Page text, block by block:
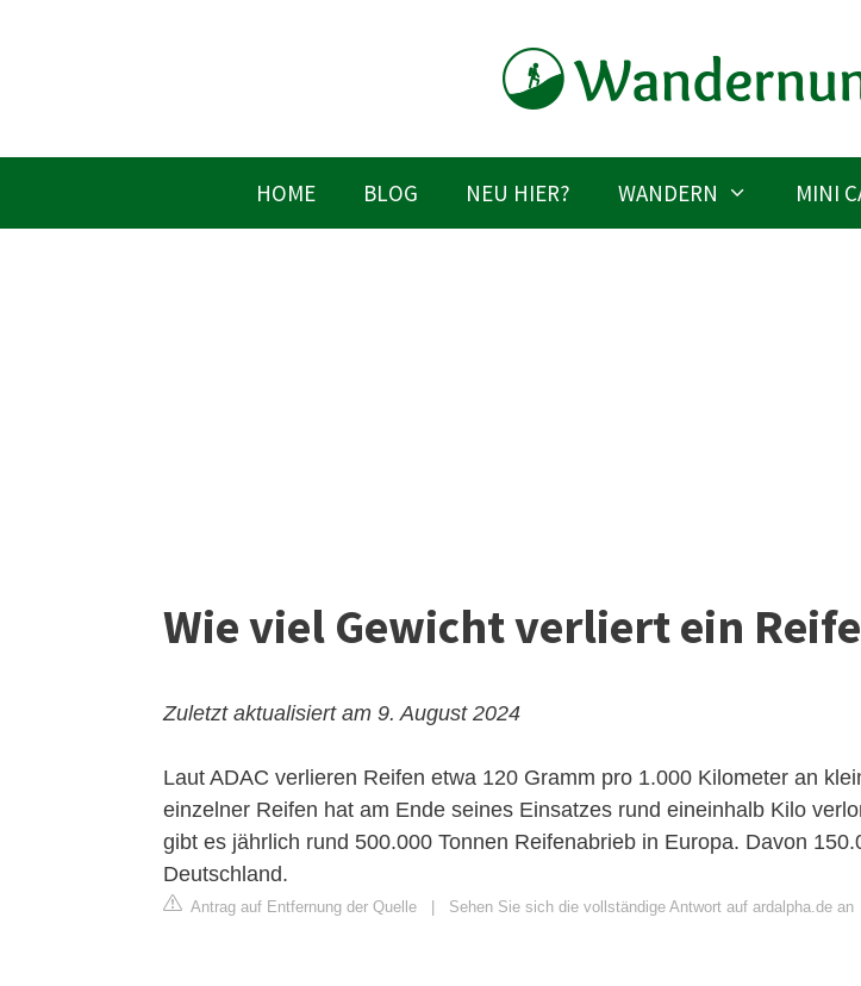
HOME BLOG NEU HIER? WANDERN MINI
Wie viel Gewicht verliert ein
Zuletzt aktualisiert am 9. August 2024
Laut ADAC verlieren Reifen etwa 120 Gramm pro 1.000 Kilometer an
einzelner Reifen hat am Ende seines Einsatzes rund eineinhalb Kilo
gibt es jährlich rund 500.000 Tonnen Reifenabrieb in Europa. Davon
Deutschland.
Antrag auf Entfernung der Quelle Sehen Sie sich die vollständige Antwort auf ardalpha.de an